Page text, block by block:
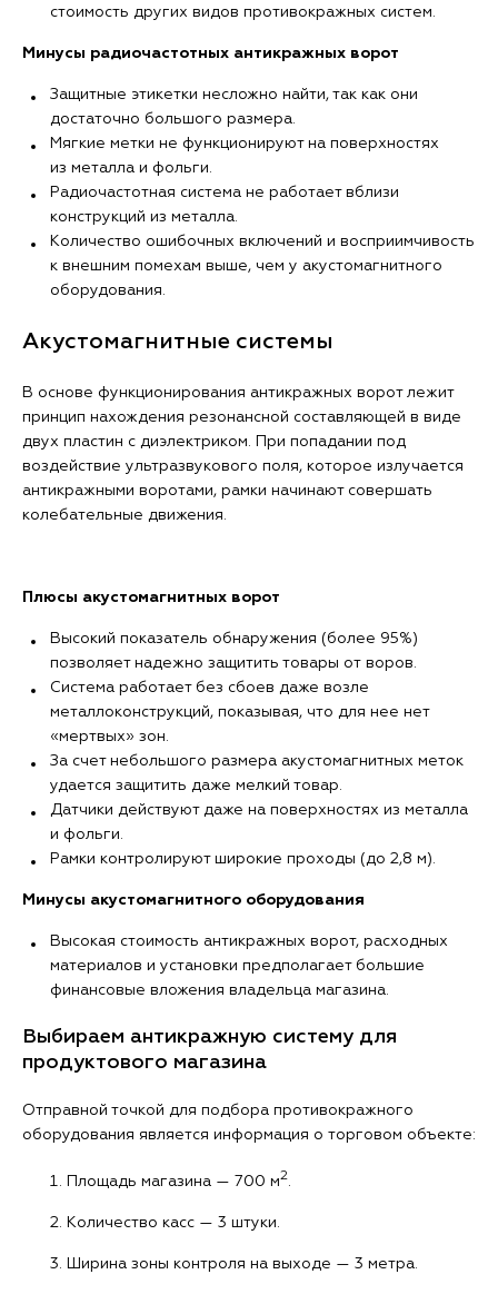
стоимость других видов противокражных систем.
Минусы радиочастотных антикражных ворот
Защитные этикетки несложно найти, так как они
достаточно большого размера.
Мягкие метки не функционируют на поверхностях
из металла и фольги.
Радиочастотная система не работает вблизи
конструкций из металла.
Количество ошибочных включений и восприимчивость
к внешним помехам выше, чем у акустомагнитного
оборудования.
Акустомагнитные системы
В основе функционирования антикражных ворот лежит
принцип нахождения резонансной составляющей в виде
двух пластин с диэлектриком. При попадании под
воздействие ультразвукового поля, которое излучается
антикражными воротами, рамки начинают совершать
колебательные движения.
Плюсы акустомагнитных ворот
Высокий показатель обнаружения (более 95%)
позволяет надежно защитить товары от воров.
Система работает без сбоев даже возле
металлоконструкций, показывая, что для нее нет
«мертвых» зон.
За счет небольшого размера акустомагнитных меток
удается защитить даже мелкий товар.
Датчики действуют даже на поверхностях из металла
и фольги.
Рамки контролируют широкие проходы (до 2,8 м).
Минусы акустомагнитного оборудования
Высокая стоимость антикражных ворот, расходных
материалов и установки предполагает большие
финансовые вложения владельца магазина.
Выбираем антикражную систему для
продуктового магазина
Отправной точкой для подбора противокражного
оборудования является информация о торговом объекте:
Площадь магазина — 700 м2
Количество касс — 3 штуки.
Ширина зоны контроля на выходе — 3 метра.